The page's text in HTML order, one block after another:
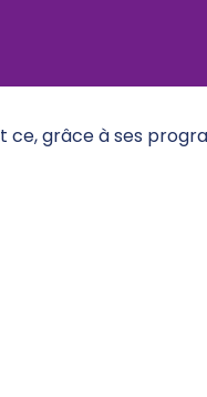
grâce à ses